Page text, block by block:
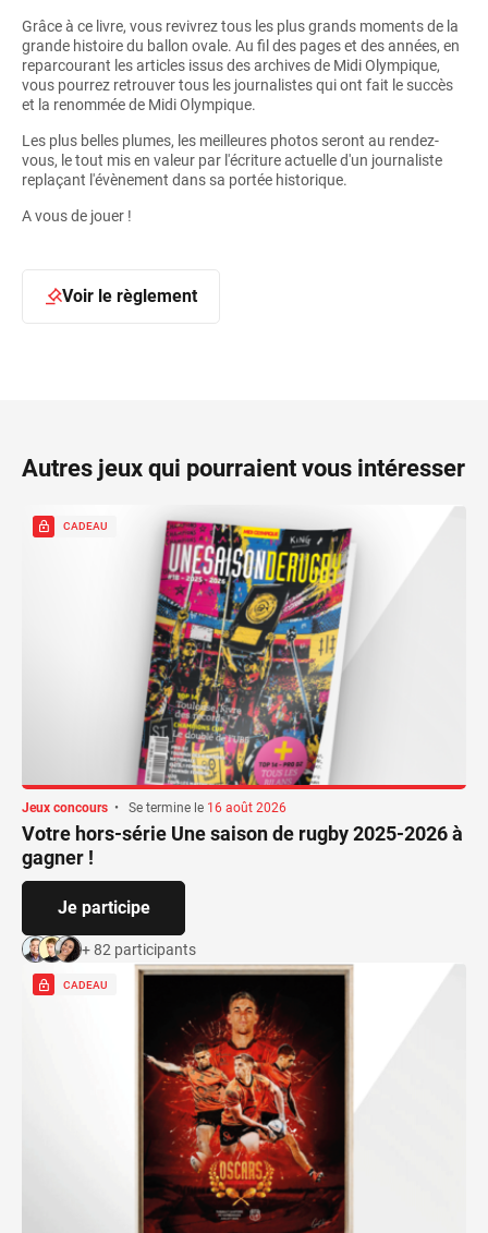
Grâce à ce livre, vous revivrez tous les plus grands moments de la
grande histoire du ballon ovale. Au fil des pages et des années, en
reparcourant les articles issus des archives de Midi Olympique,
vous pourrez retrouver tous les journalistes qui ont fait le succès
et la renommée de Midi Olympique.
Les plus belles plumes, les meilleures photos seront au rendez-
vous, le tout mis en valeur par l'écriture actuelle d'un journaliste
replaçant l'évènement dans sa portée historique.
A vous de jouer !
Voir le règlement
Autres jeux qui pourraient vous intéresser
CADEAU
Jeux concours • Se termine le 16 août 2026
Votre hors-série Une saison de rugby 2025-2026 à
gagner !
Je participe
+ 82 participants
CADEAU